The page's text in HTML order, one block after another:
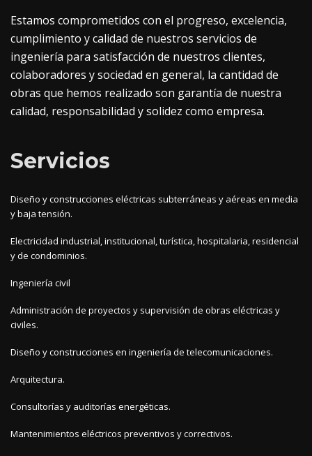
Estamos comprometidos con el progreso, excelencia,
cumplimiento y calidad de nuestros servicios de
ingeniería para satisfacción de nuestros clientes,
colaboradores y sociedad en general, la cantidad de
obras que hemos realizado son garantía de nuestra
calidad, responsabilidad y solidez como empresa.
Servicios
Diseño y construcciones eléctricas subterráneas y aéreas en media
y baja tensión.
Electricidad industrial, institucional, turística, hospitalaria, residencial
y de condominios.
Ingeniería civil
Administración de proyectos y supervisión de obras eléctricas y
civiles.
Diseño y construcciones en ingeniería de telecomunicaciones.
Arquitectura.
Consultorías y auditorías energéticas.
Mantenimientos eléctricos preventivos y correctivos.